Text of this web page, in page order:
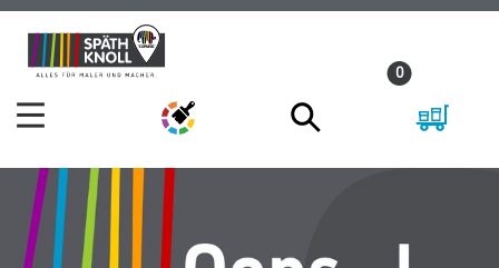
Zum
Inhalt
Zum
Navigationsmenü
0